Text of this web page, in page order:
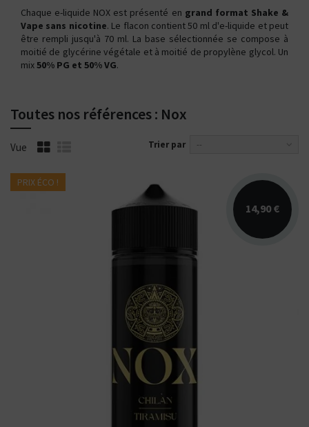
Chaque e-liquide NOX est présenté en grand format Shake &
Vape sans nicotine. Le flacon contient 50 ml d'e-liquide et peut
être rempli jusqu'à 70 ml. La base sélectionnée se compose à
moitié de glycérine végétale et à moitié de propylène glycol. Un
mix50% PG et 50% VG.
Toutes nos références : Nox
Vue Trier par --
PRIX ÉCO !
14,90 €
Arômes : tiramisu. E-liquide NOX Secret's Lab.
Disponible en 50 ml sans nicotine pour 70